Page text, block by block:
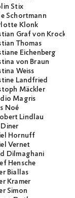
Stix
Schortmann
Klonk
Graf von
Thomas
Eichenberg
von Braun
Weiss
Landfried
Mäckler
Magris
Noé
Lindlau
Hornuff
Vernet
Dilmaghani
Hensche
Biallas
Kramer
Simon